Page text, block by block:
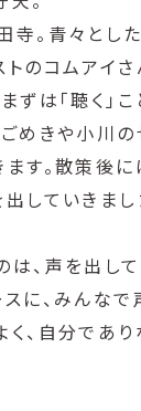
。青々とし
のコムアイさ
ずは「聴く
ごめきや小川
す。散策後に
していきまし
、声を出し
スに、みんな
く、自分であ